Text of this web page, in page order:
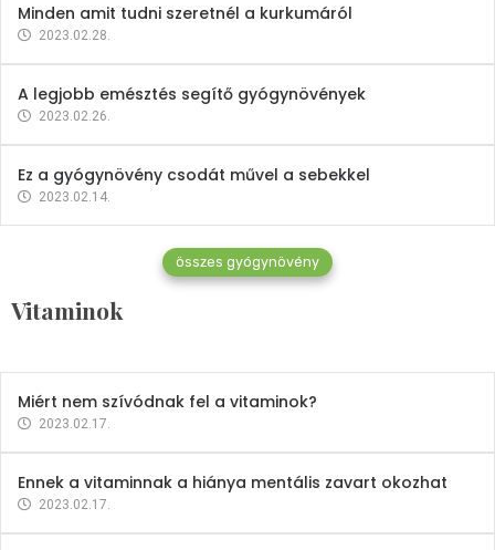
Minden amit tudni szeretnél a kurkumáról
2023.02.28.
A legjobb emésztés segítő gyógynövények
2023.02.26.
Ez a gyógynövény csodát művel a sebekkel
2023.02.14.
összes gyógynövény
Vitaminok
Vitaminok
Mindent a B-12 vitaminról
2023.02.27.
Miért nem szívódnak fel a vitaminok?
2023.02.17.
Ennek a vitaminnak a hiánya mentális zavart okozhat
2023.02.17.